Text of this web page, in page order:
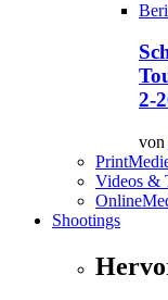
2-
von
Videos &
Shootings